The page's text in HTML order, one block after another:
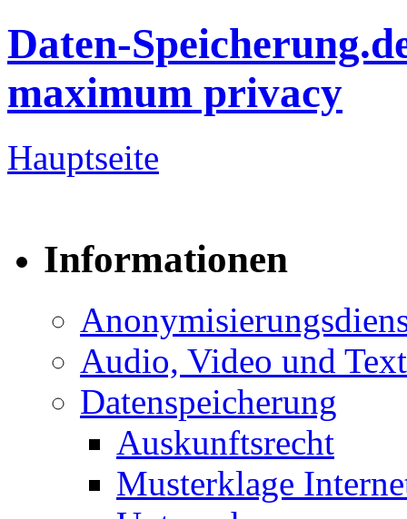
Daten-
maximum privacy
Hauptseite
Informationen
Audio, Video und Text
Datenspeicherung
Auskunftsrecht
Musterklage